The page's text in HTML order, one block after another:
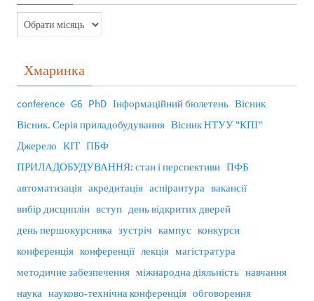
Хмаринка
conference G6 PhD Інформаційний бюлетень Вісник
Вісник. Серія приладобудування Вісник НТУУ "КПІ"
Джерело КІТ ПБФ
ПРИЛАДОБУДУВАННЯ: стан і перспективи ПФБ
автоматизація акредитація аспірантура вакансії
вибір дисциплін вступ день відкритих дверей
день першокурсника зустріч кампус конкурси
конференція конференції лекція магістратура
методичне забезпечення міжнародна діяльність навчання
наука науково-технічна конференція обговорення